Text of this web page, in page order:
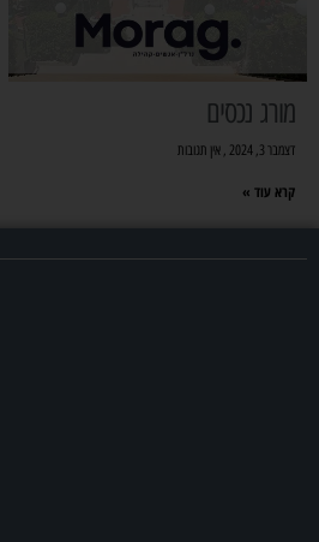
מורג נכסים
דצמבר 3, 2024 אין תגובות
קרא עוד »